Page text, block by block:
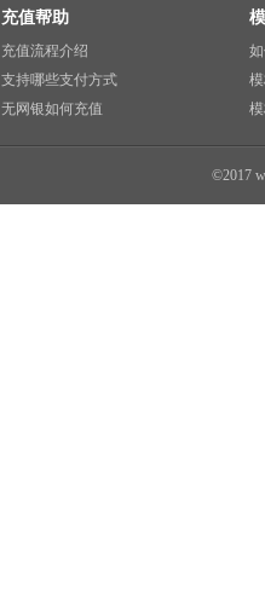
充值帮助
充值流程介绍
支持哪些支付方式
无网银如何充值
©2017